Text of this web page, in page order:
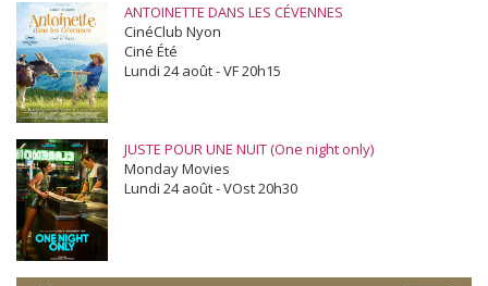
ANTOINETTE DANS LES CÉVENNES
CinéClub Nyon
Ciné Été
Lundi 24 août - VF 20h15
JUSTE POUR UNE NUIT (One night only)
Monday Movies
Lundi 24 août - VOst 20h30